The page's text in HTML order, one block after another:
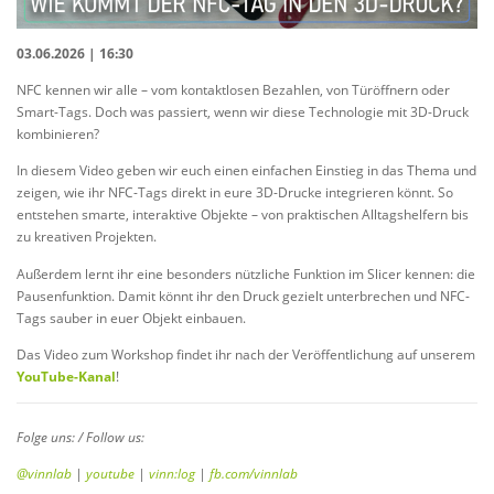
03.06.2026 | 16:30
NFC kennen wir alle – vom kontaktlosen Bezahlen, von Türöffnern oder
Smart-Tags. Doch was passiert, wenn wir diese Technologie mit 3D-Druck
kombinieren?
In diesem Video geben wir euch einen einfachen Einstieg in das Thema und
zeigen, wie ihr NFC-Tags direkt in eure 3D-Drucke integrieren könnt. So
entstehen smarte, interaktive Objekte – von praktischen Alltagshelfern bis
zu kreativen Projekten.
Außerdem lernt ihr eine besonders nützliche Funktion im Slicer kennen: die
Pausenfunktion. Damit könnt ihr den Druck gezielt unterbrechen und NFC-
Tags sauber in euer Objekt einbauen.
Das Video zum Workshop findet ihr nach der Veröffentlichung auf unserem
YouTube-Kanal!
Folge uns: / Follow us:
@vinnlab | youtube | vinn:log | fb.com/vinnlab